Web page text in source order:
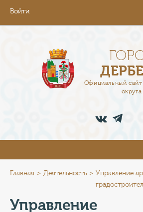
Войти
Официальный сайт
округа
АДМИНИСТРАЦИЯ
ПРЕСС-ЦЕНТР
ТУРИСТАМ
Главная Деятельность
Управление
Управление